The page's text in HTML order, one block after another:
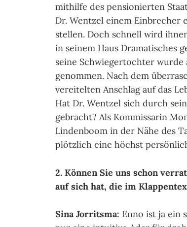
mithilfe des pensionierten
Dr. Wentzel einem Einbrecher
stellen. Doch schnell wird
in seinem Haus Dramatisches
seine Schwiegertochter wurde
genommen. Nach dem
vereitelten Anschlag auf das
Hat Dr. Wentzel sich durch
gebracht? Als Kommissarin
Lindenboom in der Nähe des
plötzlich eine höchst
2. Können Sie uns schon
auf sich hat, die im
Sina Jorritsma: Enno ist ja ein